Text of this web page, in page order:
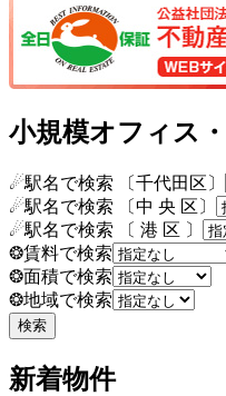
小規模オフィス
☄駅名で検索 〔千代田区〕
☄駅名で検索 〔中 央 区〕
☄駅名で検索 〔 港 区 〕
❂賃料で検索
❂面積で検索
❂地域で検索
新着物件